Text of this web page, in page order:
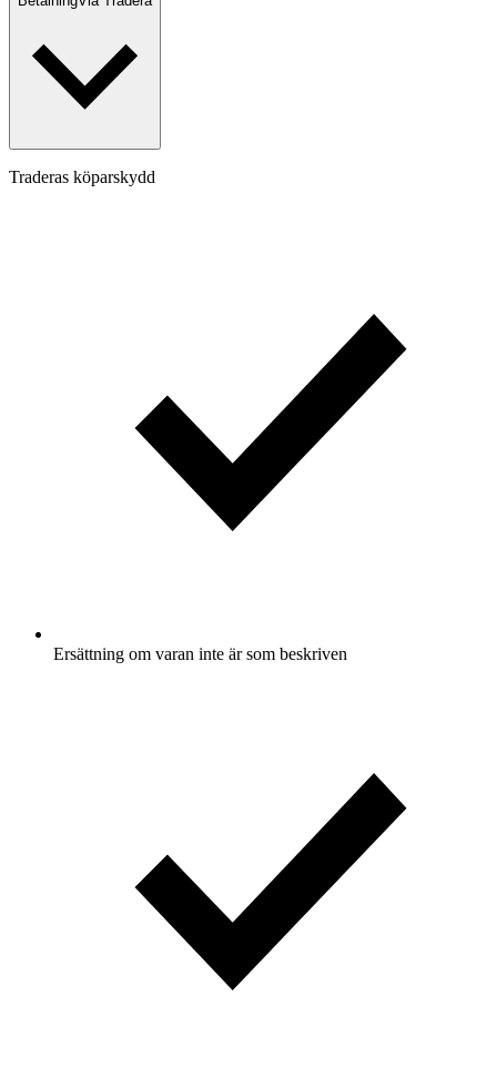
Traderas köparskydd
Ersättning om varan inte är som beskriven